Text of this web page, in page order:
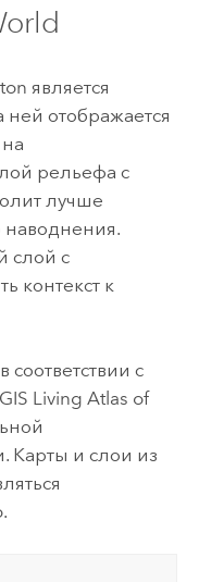
является
ней отображается
рельефа с
лучше
наводнения.
слой с
контекст к
с
Living Atlas of
Карты и слои из
.